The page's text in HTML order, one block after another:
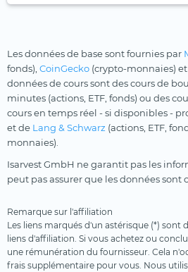
Les données de base sont fournies par
fonds), CoinGecko (crypto-monnaies)
données de cours sont des cours de
minutes (actions, ETF, fonds) ou des
cours en temps réel - si disponibles -
et de Lang & Schwarz (actions, ETF,
monnaies).
Isarvest GmbH ne garantit pas les
peut pas assurer que les données sont
Remarque sur l'affiliation
Les liens marqués d'un astérisque (*) sont
liens d'affiliation. Si vous achetez ou
une rémunération du fournisseur. Cela
frais supplémentaire pour vous. Nous